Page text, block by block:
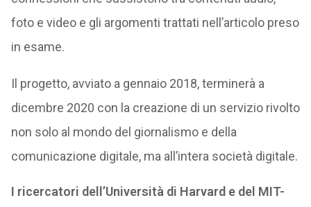
foto e video e gli argomenti trattati nell’articolo preso
in esame.
Il progetto, avviato a gennaio 2018, terminerà a
dicembre 2020 con la creazione di un servizio rivolto
non solo al mondo del giornalismo e della
comunicazione digitale, ma all’intera società digitale.
I ricercatori dell’Università di Harvard e del MIT-